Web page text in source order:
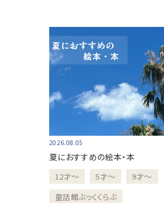
2026.08.05
夏におすすめの絵本・本
12才～ 5才～
9才～
童話館ぶっくくらぶ